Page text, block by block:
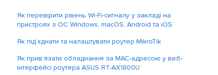
Як перевірити рівень Wi-Fi-сигналу у закладі на
пристроях з ОС Windows, macOS, Android та iOS
Як під’єднати та налаштувати роутер MikroTik
Як прив’язати обладнання за MAC-адресою у веб-
інтерфейсі роутера ASUS RT-AX1800U